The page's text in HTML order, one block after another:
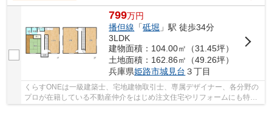
799万円
播但線 「砥堀 」駅 徒歩34分
3LDK
建物面積：104.00㎡（31.45坪）
土地面積：162.86㎡（49.26坪）
兵庫県姫路市城見台 ３丁目
くらすONEは一級建築士、宅地建物取引士、専属デザイナー、各分野の
プロが在籍している不動産仲介をはじめ注文住宅やリフォームにも特化
しているお店です♪住まいに関する事は何でも気...